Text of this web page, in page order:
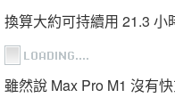
換算大約可持續用 21.3 小
雖然說 Max Pro M1 沒有